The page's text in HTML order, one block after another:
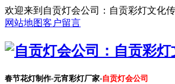
欢迎来到自贡灯会公司：自贡彩灯文化
网站地图客户留言
春节花灯制作-元宵彩灯厂家-自贡灯会公司